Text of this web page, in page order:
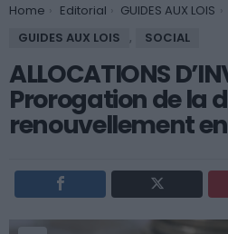
You are here:
Home Editorial GUIDES AUX LOIS
GUIDES AUX LOIS
, SOCIAL
ALLOCATIONS
Prorogation de la
renouvellement